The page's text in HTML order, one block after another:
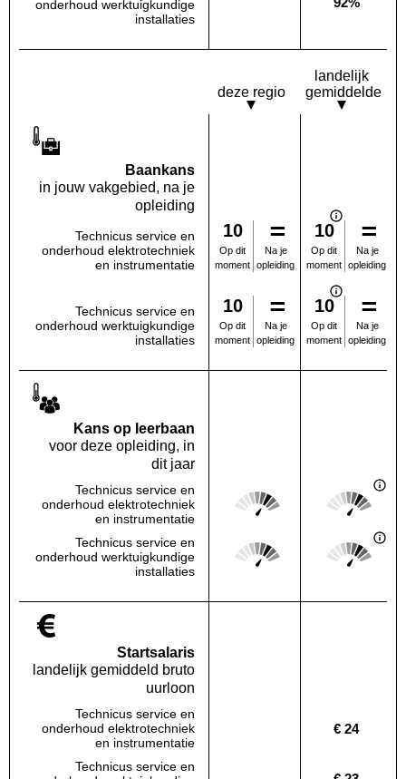
onderhoud werktuigkundige
installaties
Deze opleiding:
Geen waarde bekendLandelijk
deze regio
landelijk
gemiddelde
Baankans
in jouw vakgebied, na je
opleiding
Technicus service en
onderhoud elektrotechniek
en instrumentatie
10
Op dit
moment
Na je
opleiding
10
Op dit
moment
Na je
opleiding
Technicus service en
onderhoud werktuigkundige
installaties
10
Op dit
moment
Na je
opleiding
10
Op dit
moment
Na je
opleiding
Kans op leerbaan
voor deze opleiding, in
dit jaar
Technicus service en
onderhoud elektrotechniek
en instrumentatie
Deze regio:
Score: 4 van 5
Landelijk
Score: 4 van
Technicus service en
onderhoud werktuigkundige
installaties
Deze regio:
Score: 4 van 5
Landelijk
Score: 4 van
Startsalaris
landelijk gemiddeld bruto
uurloon
Technicus service en
onderhoud elektrotechniek
en instrumentatie
Geen waarde bekendLandelijk
€ 24
Technicus service en